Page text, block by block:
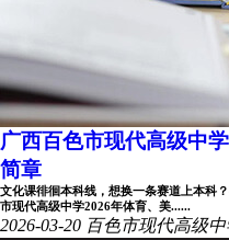
广西百色市现代高级中
简章
文化课徘徊本科线，想换一条赛道上本科
市现代高级中学2026年体育、美......
2026-03-20 百色市现代高级